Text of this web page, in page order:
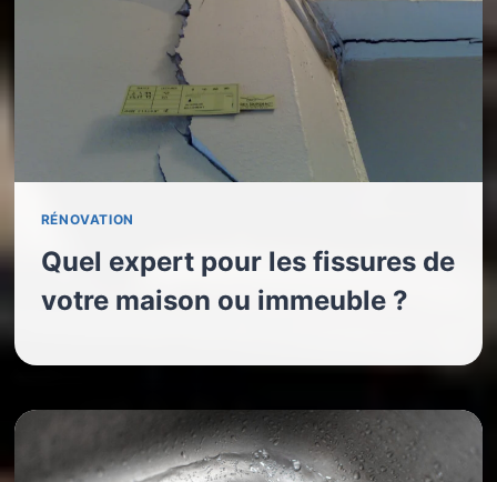
RÉNOVATION
Quel expert pour les fissures de
votre maison ou immeuble ?